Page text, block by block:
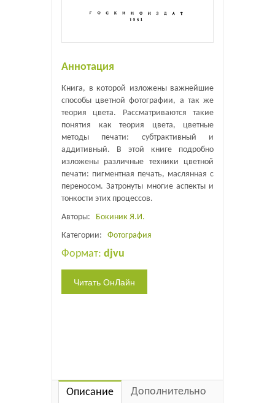
Аннотация
Книга, в которой изложены важнейшие
способы цветной фотографии, а так же
теория цвета. Рассматриваются такие
понятия как теория цвета, цветные
методы печати: субтрактивный и
аддитивный. В этой книге подробно
изложены различные техники цветной
печати: пигментная печать, маслянная с
переносом. Затронуты многие аспекты и
тонкости этих процессов.
Авторы: Бокиник Я.И.
Категории: Фотография
Формат: djvu
Описание Дополнительно